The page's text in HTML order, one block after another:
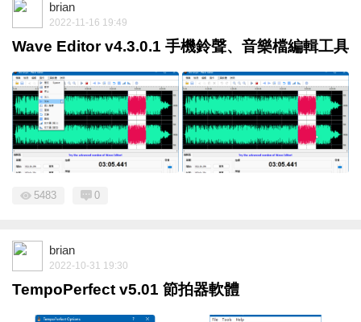
brian
2022-11-16 19:49
Wave Editor v4.3.0.1 手機鈴聲、音樂檔編輯工具
5483 0
brian
2022-10-31 19:30
TempoPerfect v5.01 節拍器軟體